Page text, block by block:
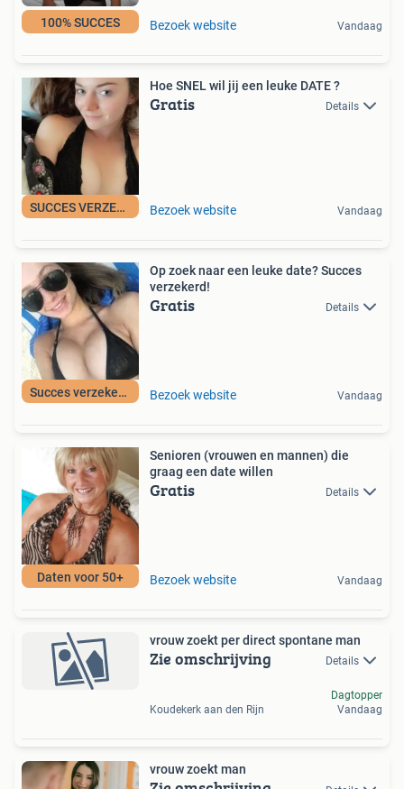
100% SUCCES Bezoek website Vandaag
SUCCES VERZEKERD
Hoe SNEL wil jij een leuke DATE ?
Gratis Details
Bezoek website Vandaag
Succes verzekerd!
Op zoek naar een leuke date? Succes
verzekerd!
Gratis Details
Bezoek website Vandaag
Daten voor 50+
Senioren (vrouwen en mannen) die
graag een date willen
Gratis Details
Bezoek website Vandaag
vrouw zoekt per direct spontane man
Zie omschrijving Details
Koudekerk aan den Rijn
Dagtopper
Vandaag
vrouw zoekt man